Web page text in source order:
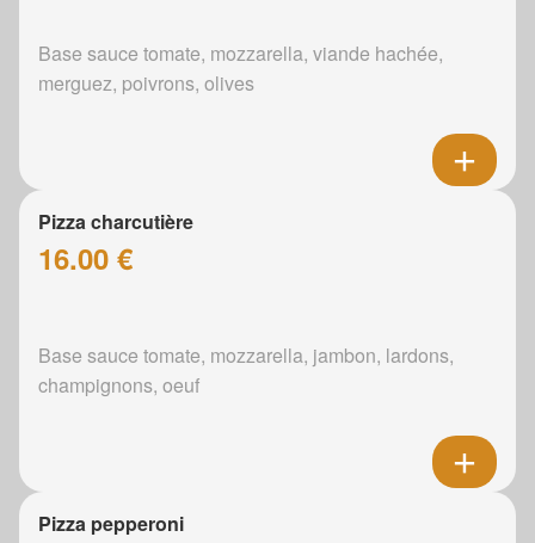
Base sauce tomate, mozzarella, viande hachée,
merguez, poivrons, olives
Pizza charcutière
16.00 €
Base sauce tomate, mozzarella, jambon, lardons,
champignons, oeuf
Pizza pepperoni